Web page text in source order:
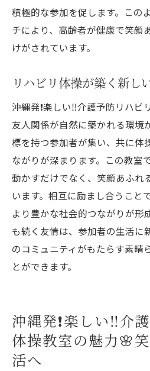
積極的な参加を促します。この
チにより、高齢者が健康で笑顔
けがされています。
リハビリ体操が築く新し
沖縄発❗️楽しい‼️介護予防リハビ
友人関係が自然に築かれる環境
標を持つ参加者が集い、共に体
ながりが深まります。この教室
動かすだけでなく、笑顔あふれ
います。相互に励まし合うこと
より豊かな社会的つながりが形
も続く友情は、参加者の生活に
のコミュニティがもたらす素晴
とができます。
沖縄発❗️楽しい‼️介
体操教室の魅力🌸
活へ